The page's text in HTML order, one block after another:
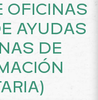
OFICINAS
AYUDAS
DE